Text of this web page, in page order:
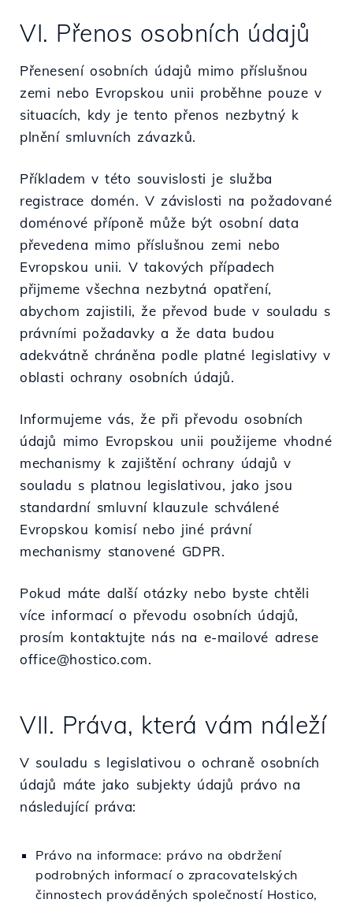
VI. Přenos osobních údajů
Přenesení osobních údajů mimo příslušnou
zemi nebo Evropskou unii proběhne pouze v
situacích, kdy je tento přenos nezbytný k
plnění smluvních závazků.
Příkladem v této souvislosti je služba
registrace domén. V závislosti na požadované
doménové příponě může být osobní data
převedena mimo příslušnou zemi nebo
Evropskou unii. V takových případech
přijmeme všechna nezbytná opatření,
abychom zajistili, že převod bude v souladu s
právními požadavky a že data budou
adekvátně chráněna podle platné legislativy v
oblasti ochrany osobních údajů.
Informujeme vás, že při převodu osobních
údajů mimo Evropskou unii použijeme vhodné
mechanismy k zajištění ochrany údajů v
souladu s platnou legislativou, jako jsou
standardní smluvní klauzule schválené
Evropskou komisí nebo jiné právní
mechanismy stanovené GDPR.
Pokud máte další otázky nebo byste chtěli
více informací o převodu osobních údajů,
prosím kontaktujte nás na e-mailové adrese
office@hostico.com.
VII. Práva, která vám náleží
V souladu s legislativou o ochraně osobních
údajů máte jako subjekty údajů právo na
následující práva:
Právo na informace: právo na obdržení
podrobných informací o zpracovatelských
činnostech prováděných společností Hostico,